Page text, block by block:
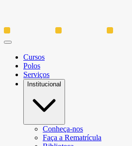
Cursos
Polos
Serviços
Institucional
Conheça-nos
Faça a Rematrícula